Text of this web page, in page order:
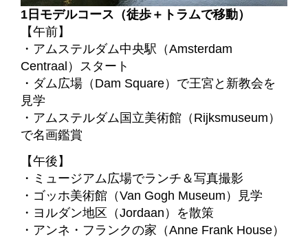
1日モデルコース（徒歩＋トラムで移動）
【午前】
・アムステルダム中央駅（Amsterdam
Centraal）スタート
・ダム広場（Dam Square）で王宮と新教会を
見学
・アムステルダム国立美術館（Rijksmuseum）
で名画鑑賞
【午後】
・ミュージアム広場でランチ＆写真撮影
・ゴッホ美術館（Van Gogh Museum）見学
・ヨルダン地区（Jordaan）を散策
・アンネ・フランクの家（Anne Frank House）